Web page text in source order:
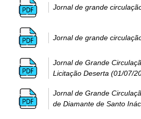
Jornal de grande
Jornal de grande
Jornal de Grande
Licitação Deserta (01/07/
Jornal de Grande
de Diamante de Santo